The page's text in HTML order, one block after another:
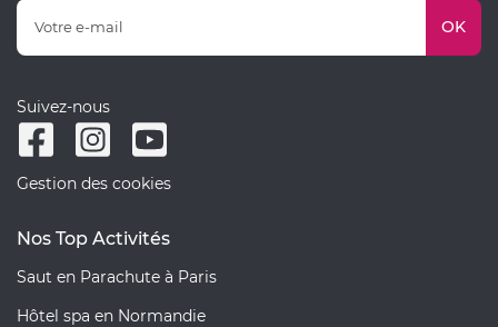
OK
Suivez-nous
Gestion des cookies
Nos Top Activités
Saut en Parachute à Paris
Hôtel spa en Normandie